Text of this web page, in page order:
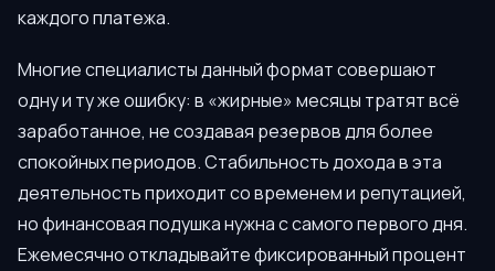
каждого платежа.
Многие специалисты данный формат совершают
одну и ту же ошибку: в «жирные» месяцы тратят всё
заработанное, не создавая резервов для более
спокойных периодов. Стабильность дохода в эта
деятельность приходит со временем и репутацией,
но финансовая подушка нужна с самого первого дня.
Ежемесячно откладывайте фиксированный процент